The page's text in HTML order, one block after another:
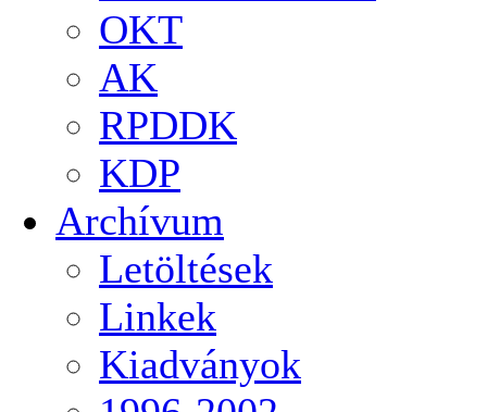
OKT
AK
RPDDK
KDP
Archívum
Letöltések
Linkek
Kiadványok